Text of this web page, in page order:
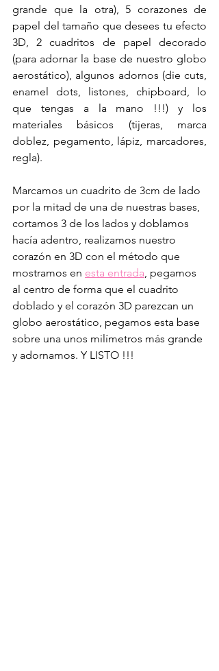
grande que la otra), 5 corazones de
papel del tamaño que desees tu efecto
3D, 2 cuadritos de papel decorado
(para adornar la base de nuestro globo
aerostático), algunos adornos (die cuts,
enamel dots, listones, chipboard, lo
que tengas a la mano !!!) y los
materiales básicos (tijeras, marca
doblez, pegamento, lápiz, marcadores,
regla).
Marcamos un cuadrito de 3cm de lado
por la mitad de una de nuestras bases,
cortamos 3 de los lados y doblamos
hacía adentro, realizamos nuestro
corazón en 3D con el método que
mostramos en esta entrada , pegamos
al centro de forma que el cuadrito
doblado y el corazón 3D parezcan un
globo aerostático, pegamos esta base
sobre una unos milímetros más grande
y adornamos. Y LISTO !!!